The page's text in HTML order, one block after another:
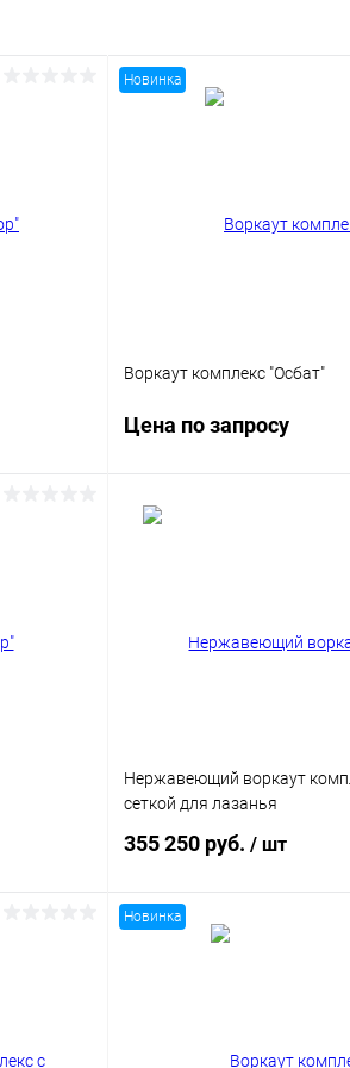
Новинка
Воркаут комплекс "Осбат"
Цена по запросу
Нержавеющий воркаут
сеткой для лазанья
355 250 руб. / шт
Новинка